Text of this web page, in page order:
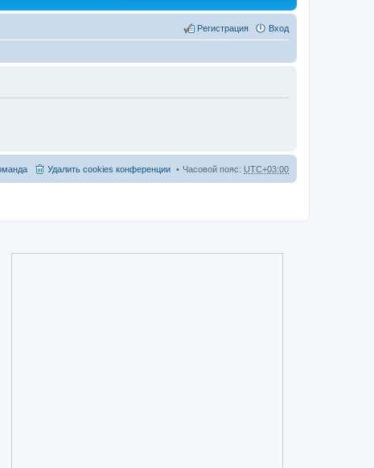
Вход
Регистрация
Часовой пояс: UTC+03:00
Удалить cookies конференции